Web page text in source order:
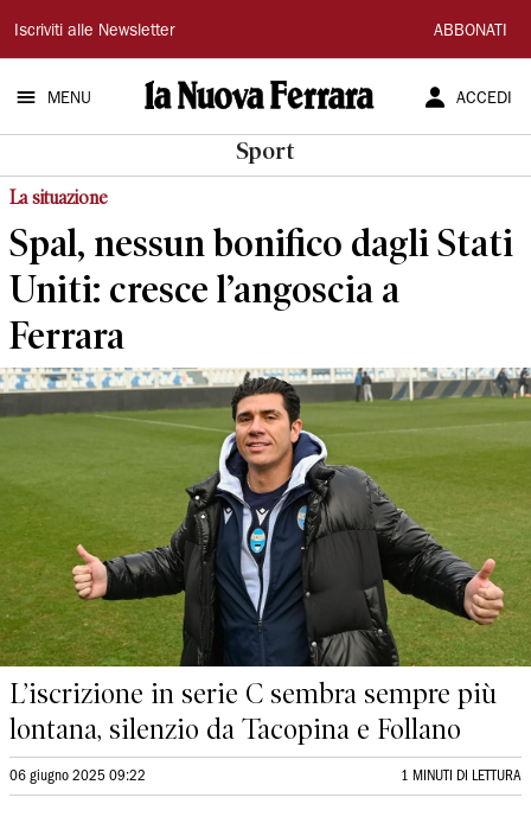
La
Nuova
Ferrara
Iscriviti alle Newsletter ABBONATI
MENU ACCEDI
Sport
La situazione
Spal, nessun bonifico dagli Stati
Uniti: cresce l’angoscia a
Ferrara
L’iscrizione in serie C sembra sempre più
lontana, silenzio da Tacopina e Follano
06 giugno 2025 09:22 1 MINUTI DI LETTURA